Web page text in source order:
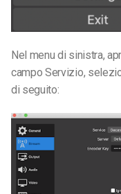
Nel menu di sinistra,
campo Servizio,
di seguito: